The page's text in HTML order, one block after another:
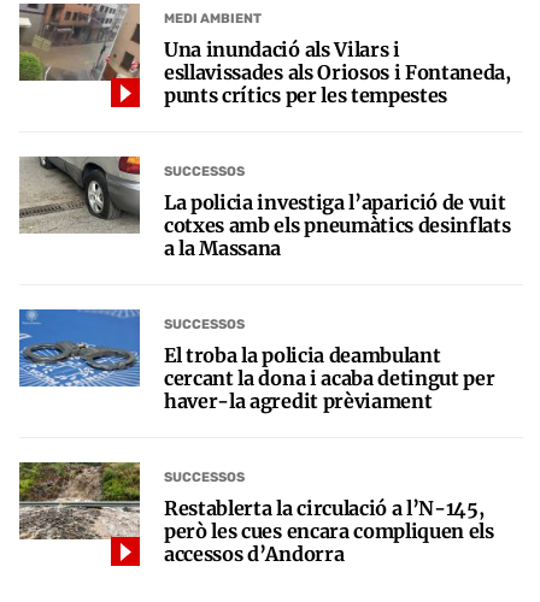
MEDI AMBIENT
Una inundació als Vilars i
esllavissades als Oriosos i Fontaneda,
punts crítics per les tempestes
SUCCESSOS
La policia investiga l’aparició de vuit
cotxes amb els pneumàtics desinflats
a la Massana
SUCCESSOS
El troba la policia deambulant
cercant la dona i acaba detingut per
haver-la agredit prèviament
SUCCESSOS
Restablerta la circulació a l’N-145,
però les cues encara compliquen els
accessos d’Andorra